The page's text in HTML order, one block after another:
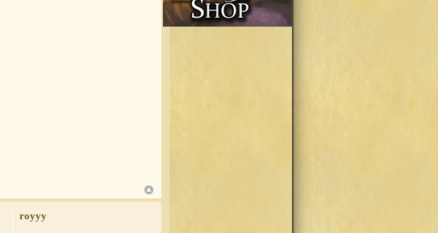
royyy